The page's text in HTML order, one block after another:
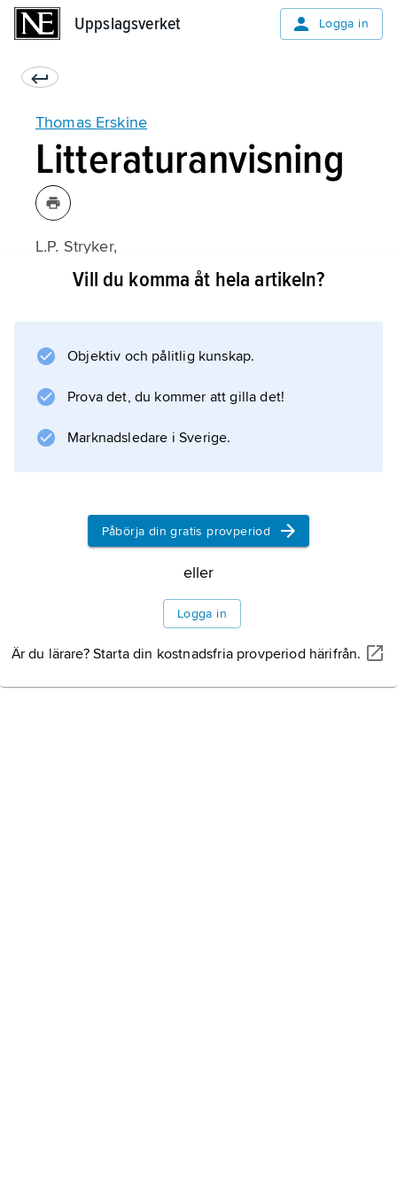
Uppslagsverket Logga in
Thomas Erskine
Litteraturanvisning
L.P. Stryker,
For the Defense, Thomas Erskine: The Most
Information om artikeln
Vill du komma åt hela artikeln?
Objektiv och pålitlig kunskap.
Prova det, du kommer att gilla det!
Marknadsledare i Sverige.
Påbörja din gratis provperiod
eller
Logga in
Är du lärare? Starta din kostnadsfria provperiod härifrån.